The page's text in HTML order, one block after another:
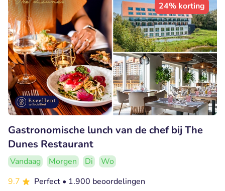
24% korting
Gastronomische lunch van de chef bij The
Dunes Restaurant
Vandaag Morgen Di
Wo
9.7
Perfect • 1.900 beoordelingen